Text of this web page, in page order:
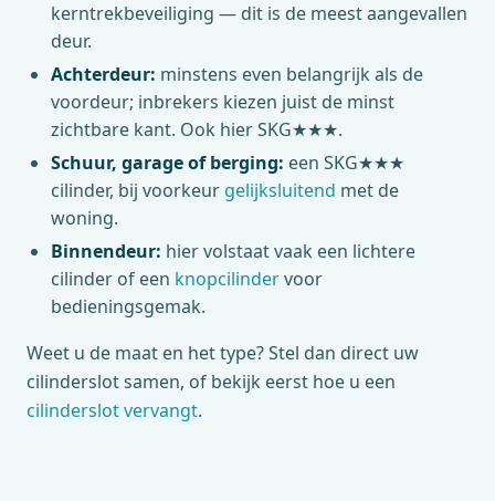
kerntrekbeveiliging — dit is de meest aangevallen
deur.
Achterdeur: minstens even belangrijk als de
voordeur; inbrekers kiezen juist de minst
zichtbare kant. Ook hier SKG★★★.
Schuur, garage of berging: een SKG★★★
cilinder, bij voorkeur gelijksluitend met de
woning.
Binnendeur: hier volstaat vaak een lichtere
cilinder of een knopcilindervoor
bedieningsgemak.
Weet u de maat en het type? Stel dan direct uw
cilinderslot samen, of bekijk eerst hoe u een
cilinderslot vervangt.